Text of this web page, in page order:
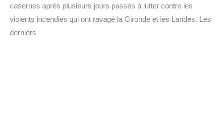
casernes après plusieurs jours passés à lutter contre les
violents incendies qui ont ravagé la Gironde et les Landes. Les
derniers